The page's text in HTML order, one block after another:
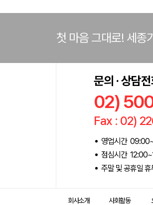
첫 마음 그대로! 세종
문의 · 상담
02)
Fax : 02)
영업시간
점심시간
주말 및 공휴일 휴
회사소개 사회활동